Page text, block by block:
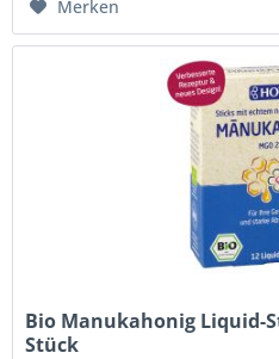
Merken
Bio Manukahonig Liquid-
Stück